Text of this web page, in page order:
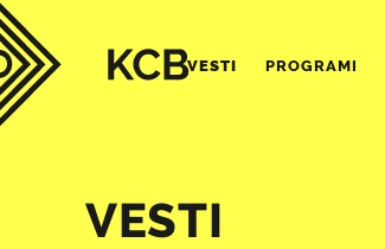
VESTI PROGRAMI
VESTI